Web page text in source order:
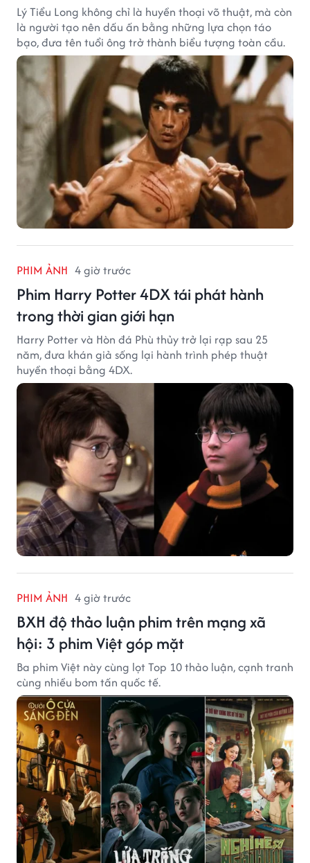
Lý Tiểu Long không chỉ là huyền thoại võ thuật, mà còn
là người tạo nên dấu ấn bằng những lựa chọn táo
bạo, đưa tên tuổi ông trở thành biểu tượng toàn cầu.
PHIM ẢNH 4 giờ trước
Phim Harry Potter 4DX tái phát hành
trong thời gian giới hạn
Harry Potter và Hòn đá Phù thủy trở lại rạp sau 25
năm, đưa khán giả sống lại hành trình phép thuật
huyền thoại bằng 4DX.
PHIM ẢNH 4 giờ trước
BXH độ thảo luận phim trên mạng xã
hội: 3 phim Việt góp mặt
Ba phim Việt này cùng lọt Top 10 thảo luận, cạnh tranh
cùng nhiều bom tấn quốc tế.